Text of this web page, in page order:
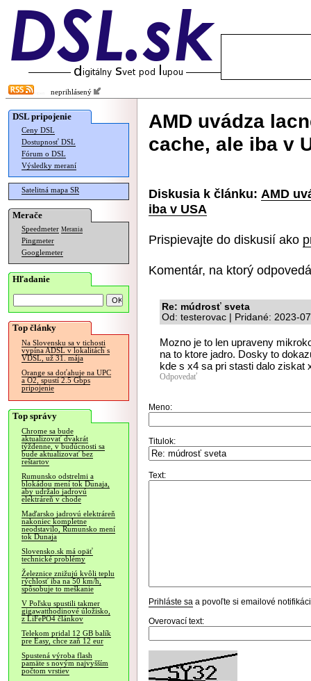
neprihlásený
DSL pripojenie
Ceny DSL
Dostupnosť DSL
Fórum o DSL
Výsledky meraní
Satelitná mapa SR
Merače
Speedmeter Merania
Pingmeter
Googlemeter
Hľadanie
Top články
Na Slovensku sa v tichosti
vypína ADSL v lokalitách s
VDSL, už 31. mája
Orange sa doťahuje na UPC
a O2, spustí 2.5 Gbps
pripojenie
Top správy
Chrome sa bude
aktualizovať dvakrát
týždenne, v budúcnosti sa
bude aktualizovať bez
reštartov
Rumunsko odstrelmi a
blokádou mení tok Dunaja,
aby udržalo jadrovú
elektráreň v chode
Maďarsko jadrovú elektráreň
nakoniec kompletne
neodstavilo, Rumunsko mení
tok Dunaja
Slovensko.sk má opäť
technické problémy
Železnice znižujú kvôli teplu
rýchlosť iba na 50 km/h,
spôsobuje to meškanie
V Poľsku spustili takmer
gigawatthodinové úložisko,
z LiFePO4 článkov
Telekom pridal 12 GB balík
pre Easy, chce zaň 12 eur
Spustená výroba flash
pamäte s novým najvyšším
počtom vrstiev
AMD uvádza
cache, ale iba v
Diskusia k článku: AMD
iba v USA
Prispievajte do diskusií ako
Komentár, na ktorý
Re: múdrosť sveta
Od: testerovac | Pridané: 2023-
Mozno je to len upraveny
na to ktore jadro. Dosky to
kde s x4 sa pri stasti dalo ziskat
Odpovedať
Meno:
Titulok:
Text:
Prihláste sa a povoľte si emailové
Overovací text: